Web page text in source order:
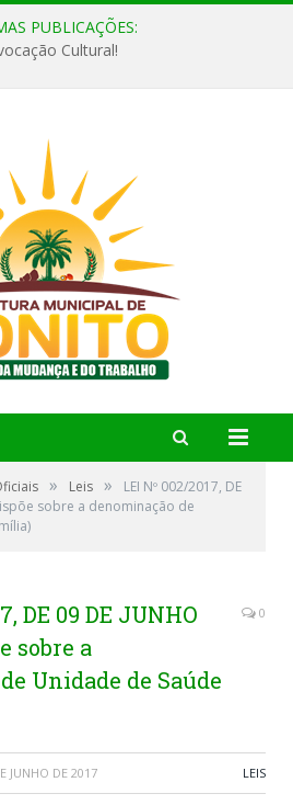
PUBLICAÇÕES:
Cultural!
» Leis »
LEI Nº 002/2017, DE
sobre a denominação de
DE 09 DE JUNHO
sobre a
Unidade de Saúde
0
JUNHO DE 2017 LEIS